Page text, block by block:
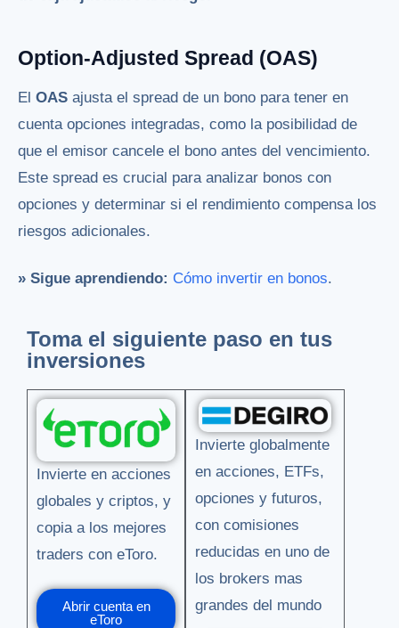
Option-Adjusted Spread (OAS)
El OAS ajusta el spread de un bono para tener en
cuenta opciones integradas, como la posibilidad de
que el emisor cancele el bono antes del vencimiento.
Este spread es crucial para analizar bonos con
opciones y determinar si el rendimiento compensa los
riesgos adicionales.
» Sigue aprendiendo: Cómo invertir en bonos.
Toma el siguiente paso en tus
inversiones
Invierte en acciones
globales y criptos, y
copia a los mejores
traders con eToro.
Abrir cuenta en
eToro
Invierte globalmente
en acciones, ETFs,
opciones y futuros,
con comisiones
reducidas en uno de
los brokers mas
grandes del mundo